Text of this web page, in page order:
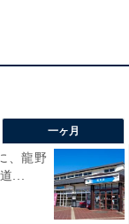
トとして知ら
や湯西川温泉へ
ベツメンチ」な
一ヶ月
、龍野
...